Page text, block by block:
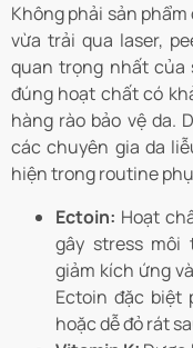
Không phải sản
vừa trải qua laser,
quan trọng nhất của
đúng hoạt chất có
hàng rào bảo vệ da.
các chuyên gia da
hiện trong routine
Ectoin: Hoạt
gây stress môi
giảm kích ứng
Ectoin đặc biệt
hoặc dễ đỏ rát